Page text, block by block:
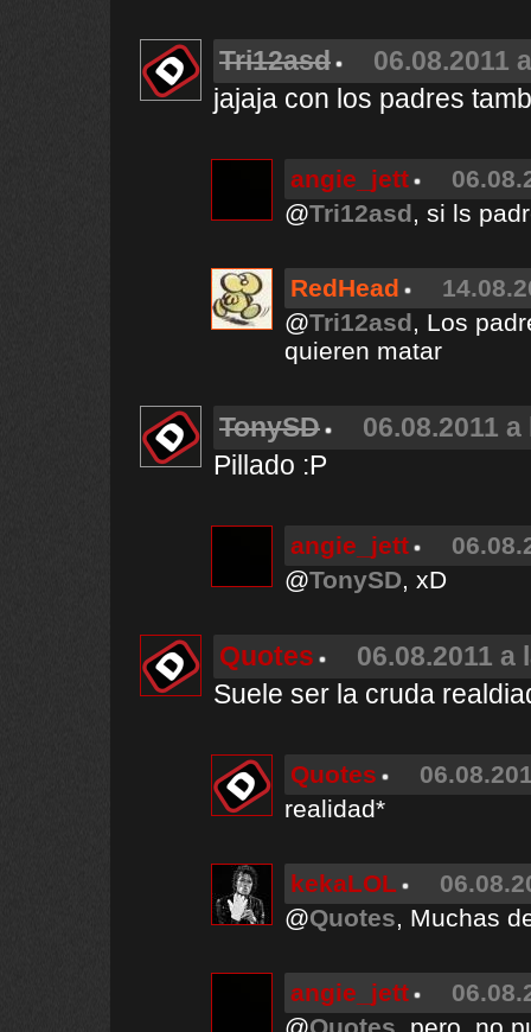
Tri12asd
06.08.2011
jajaja con los padres
angie_jett
@Tri12asd, si ls
RedHead
@Tri12asd, Los
quieren matar
TonySD
06.08.2011
Pillado :P
angie_jett
@TonySD, xD
Quotes
06.08.2011 a
Suele ser la cruda
Quotes
realidad*
kekaLOL
@Quotes, Muchas
angie_jett